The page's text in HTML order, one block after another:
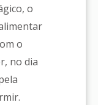
o
o
no dia